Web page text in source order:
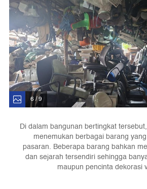
6 / 9
Di dalam bangunan bertingkat
menemukan berbagai barang
pasaran. Beberapa barang bahkan
dan sejarah tersendiri sehingga
maupun pencinta dekorasi